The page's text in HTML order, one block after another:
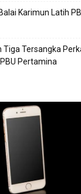
Karimun Latih
Tiga Tersangka
Pertamina